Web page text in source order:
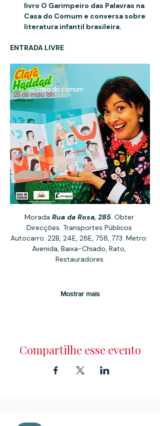
livro O Garimpeiro das Palavras na
Casa do Comum e conversa sobre
literatura infantil brasileira.
ENTRADA LIVRE
Morada Rua da Rosa, 285. Obter
Direcções. Transportes Públicos
Autocarro: 22B, 24E, 28E, 758, 773. Metro:
Avenida, Baixa-Chiado, Rato,
Restauradores.
Mostrar mais
Compartilhe esse evento